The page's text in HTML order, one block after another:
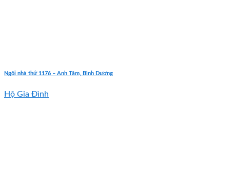
Ngôi nhà thứ 1176 – Anh Tâm, Bình Dương
Hộ Gia Đình